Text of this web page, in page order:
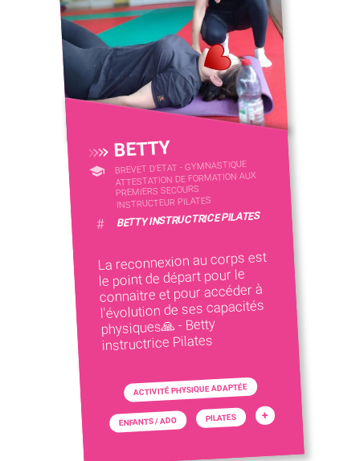
BETTY
BREVET D'ETAT - GYMNASTIQUE
ATTESTATION DE FORMATION AUX
PREMIERS SECOURS
INSTRUCTEUR PILATES
# BETTY INSTRUCTRICE PILATES
La reconnexion au corps est
le point de départ pour le
connaitre et pour accéder à
l'évolution de ses capacités
physiques🙏 - Betty
instructrice Pilates
ACTIVITÉ PHYSIQUE ADAPTÉE
ENFANTS / ADO PILATES +